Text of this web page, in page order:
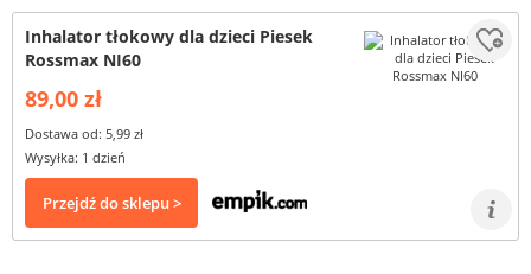
Inhalator tłokowy dla dzieci Piesek
Rossmax NI60
89,00 zł
Dostawa od: 5,99 zł
Wysyłka: 1 dzień
Przejdź do sklepu >